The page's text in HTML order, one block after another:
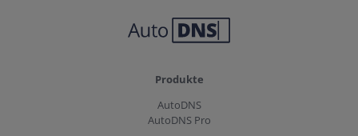
Produkte
AutoDNS
AutoDNS Pro